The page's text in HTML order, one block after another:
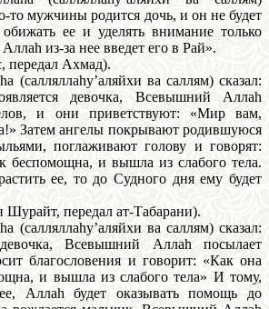
то мужчины родится дочь, и он не будет
ее и уделять внимание только
из-за нее введет его в Рай».
передал Ахмад).
(салляллаhу’аляйхи ва саллям) сказал:
девочка, Всевышний Аллаh
и они приветствуют: «Мир вам,
Затем ангелы покрывают родившуюся
поглаживают голову и говорят:
беспомощна, и вышла из слабого тела.
ее, то до Судного дня ему будет
Шурайт, передал ат-Табарани).
(салляллаhу’аляйхи ва саллям) сказал:
Всевышний Аллаh посылает
благословения и говорит: «Как она
и вышла из слабого тела» И тому,
Аллаh будет оказывать помощь до